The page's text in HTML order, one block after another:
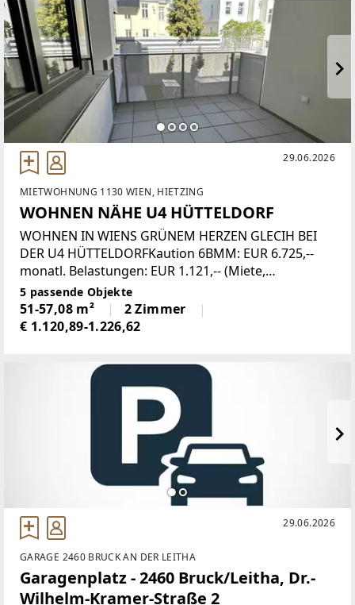
29.06.2026
MIETWOHNUNG 1130 WIEN, HIETZING
WOHNEN NÄHE U4 HÜTTELDORF
WOHNEN IN WIENS GRÜNEM HERZEN GLECIH BEI
DER U4 HÜTTELDORFKaution 6BMM: EUR 6.725,--
monatl. Belastungen: EUR 1.121,-- (Miete,
Betriebskosten, Verwaltung und
USt.)RAUMAUFTEILUNG: Voraum
5 passende Objekte
51-57,08 m²
2 Zimmer
€ 1.120,89-1.226,62
29.06.2026
GARAGE 2460 BRUCK AN DER LEITHA
Garagenplatz - 2460 Bruck/Leitha, Dr.-
Wilhelm-Kramer-Straße 2